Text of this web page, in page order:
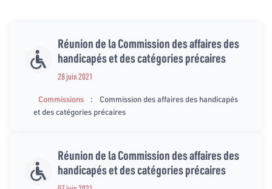
Réunion de la Commission des affaires des
handicapés et des catégories précaires
28 juin 2021
Commissions :
Commission des affaires des handicapés
et des catégories précaires
Réunion de la Commission des affaires des
handicapés et des catégories précaires